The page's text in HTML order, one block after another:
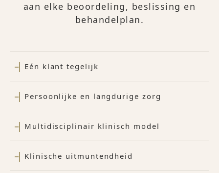
aan elke beoordeling, beslissing en
behandelplan.
Eén klant tegelijk
Persoonlijke en langdurige zorg
Multidisciplinair klinisch model
Klinische uitmuntendheid